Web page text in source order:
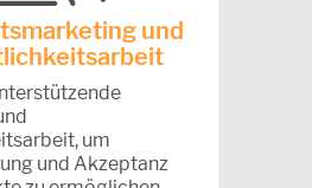
und
um
und Akzeptanz